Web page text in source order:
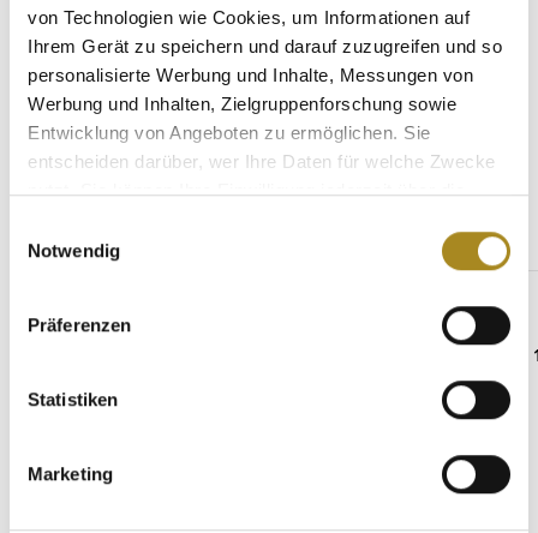
von Technologien wie Cookies, um Informationen auf
Ihrem Gerät zu speichern und darauf zuzugreifen und so
personalisierte Werbung und Inhalte, Messungen von
Werbung und Inhalten, Zielgruppenforschung sowie
Entwicklung von Angeboten zu ermöglichen. Sie
entscheiden darüber, wer Ihre Daten für welche Zwecke
nutzt. Sie können Ihre Einwilligung jederzeit über die
Trigger Symbol ändern oder widerrufen
Informationen über Ihre geografische Lage
können
bestimmten Merkmalen (Fingerprinting) identifizieren
Erfahren Sie mehr darüber, wie Ihre persönlichen Daten
Notwendig
Präferenzen
Statistiken
Marketing
Eigenschaften
Weitere Angebote
Produktgalerie überspringen
Beliebte Platinbarren